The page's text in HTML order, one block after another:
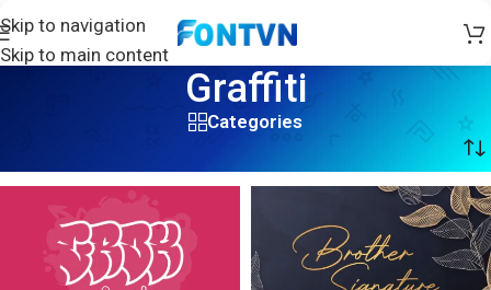
Skip to navigation
Skip to main content
Graffiti
Categories